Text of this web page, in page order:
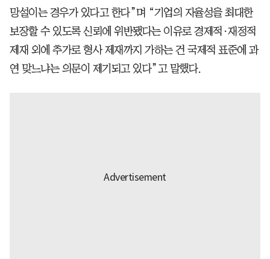
망설이는 경우가 있다고 한다”며 “기업의 자율성을 최대한
보장할 수 있도록 신뢰에 위반됐다는 이유로 경제적·재정적
제재 외에 추가로 형사 제재까지 가하는 건 국제적 표준에 과
연 맞느냐는 의문이 제기되고 있다”고 말했다.